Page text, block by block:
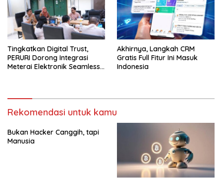
Tingkatkan Digital Trust,
PERURI Dorong Integrasi
Meterai Elektronik Seamless
Akhirnya, Langkah CRM
Gratis Full Fitur Ini Masuk
Indonesia
Rekomendasi untuk kamu
Bukan Hacker Canggih, tapi
Manusia